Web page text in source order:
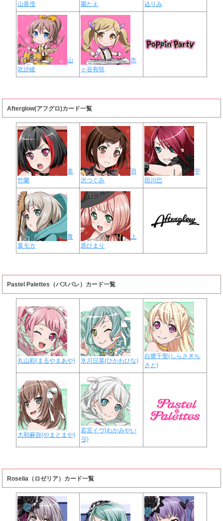
山香澄 園たえ 込りみ
山
吹沙綾
市
ヶ谷有咲
Afterglow(アフグロ)カード一覧
美
竹蘭
羽
沢つぐみ
宇
田川巴
青
葉モカ
上
原ひまり
Pastel Palettes（パスパレ）カード一覧
丸山彩(まるやまあや) 氷川日菜(ひかわひな)
白鷺千聖(しらさぎち
さと)
大和麻弥(やまとまや)
若宮イヴ(わかみやい
ゔ)
Roselia（ロゼリア）カード一覧